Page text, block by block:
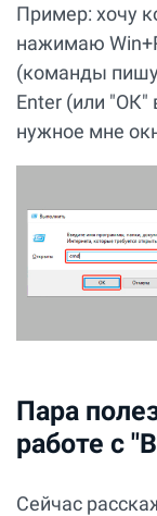
Пример: хочу
нажимаю
(команды
Enter (или "ОК"
нужное мне
Пара
работе с
Сейчас